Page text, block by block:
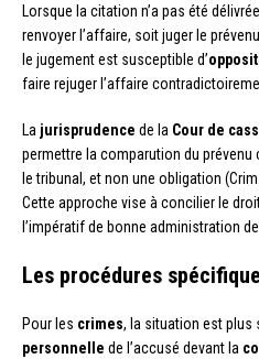
Lorsque la citation n’a pas été
renvoyer l’affaire, soit juger le
le jugement est susceptible d’
faire rejuger l’affaire
La jurisprudence de la Cour de
permettre la comparution du
le tribunal, et non une obligation
Cette approche vise à concilier le
l’impératif de bonne administration
Les procédures
Pour les crimes, la situation est plus
personnelle de l’accusé devant la